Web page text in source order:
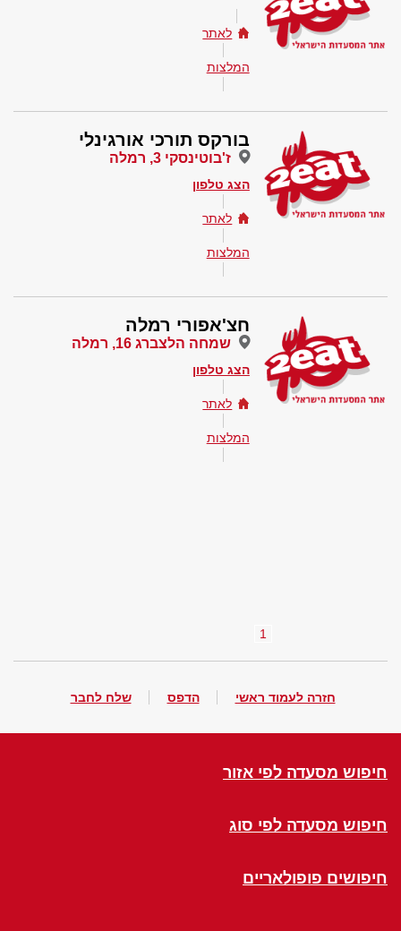
לאתר
המלצות
בורקס תורכי אורגינלי
ז'בוטינסקי 3, רמלה
הצג טלפון
לאתר
המלצות
חצ'אפורי רמלה
שמחה הלצברג 16, רמלה
הצג טלפון
לאתר
המלצות
1
חזרה לעמוד ראשי הדפס שלח לחבר
חיפוש מסעדה לפי אזור
חיפוש מסעדה לפי סוג
חיפושים פופולאריים